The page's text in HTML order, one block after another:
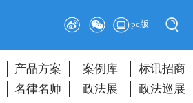
pc版
产品方案 案例库
标讯招商
名律名师 政法展 政法巡展